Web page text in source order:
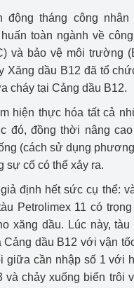
động tháng công
toàn ngành về
và bảo vệ môi trường
Xăng dầu B12 đã tổ
cháy tại Cảng dầu B12.
hiện thực hóa tất cả
đó, đồng thời nâng
(cách sử dụng
sự cố có thể xảy ra.
định hết sức cụ thể:
Petrolimex 11 có
xăng dầu. Lúc này,
Cảng dầu B12 với vận
giữa cần nhập số 1 với
và chảy xuống biển trôi